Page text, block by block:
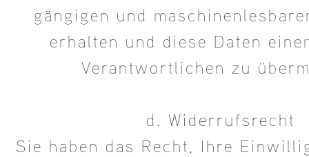
gängigen und
erhalten und diese Daten
Verantwortlichen zu
d. Widerrufsrecht
Sie haben das Recht, Ihre